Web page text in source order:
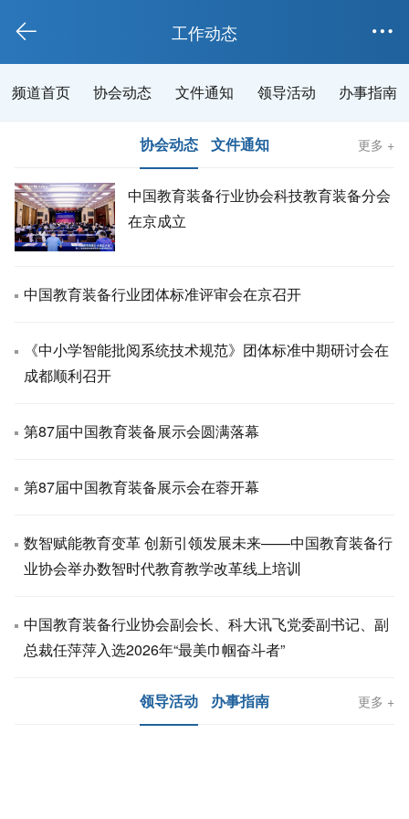
 工作动态 
频道首页 协会动态 文件通知 领导活动 办事指南
协会动态 文件通知 更多 +
中国教育装备行业协会科技教育装备分会
在京成立
中国教育装备行业团体标准评审会在京召开
《中小学智能批阅系统技术规范》团体标准中期研讨会在
成都顺利召开
第87届中国教育装备展示会圆满落幕
第87届中国教育装备展示会在蓉开幕
数智赋能教育变革 创新引领发展未来——中国教育装备行
业协会举办数智时代教育教学改革线上培训
中国教育装备行业协会副会长、科大讯飞党委副书记、副
总裁任萍萍入选2026年“最美巾帼奋斗者”
领导活动 办事指南 更多 +